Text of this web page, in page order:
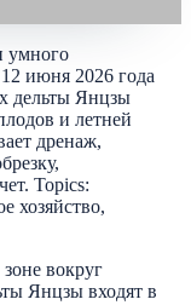
умного
июня 2026 года
дельты Янцзы
и летней
дренаж,
Topics:
хозяйство,
вокруг
Янцзы входят в